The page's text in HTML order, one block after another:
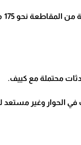
175 مرة أمس السبت
محتملة مع كييف.
الحوار وغير مستعد